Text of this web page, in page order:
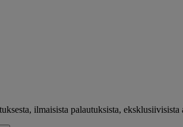
ilmaisista palautuksista,